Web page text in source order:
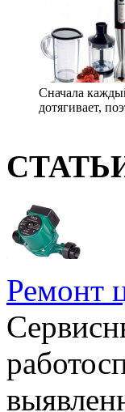
Сначала
дотягивает,
Ремонт